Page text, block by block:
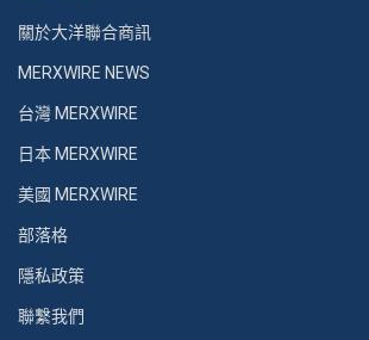
關於大洋聯合商訊
MERXWIRE NEWS
台灣 MERXWIRE
日本 MERXWIRE
美國 MERXWIRE
部落格
隱私政策
聯繫我們